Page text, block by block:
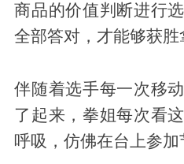
商品的价值判断进行
全部答对，才能够获胜
伴随着选手每一次移
了起来，拳姐每次看
呼吸，仿佛在台上参加